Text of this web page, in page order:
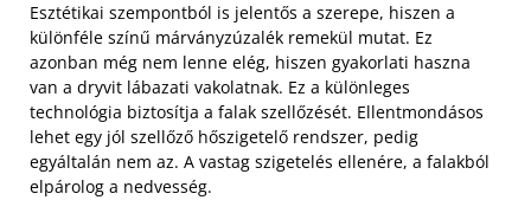
Esztétikai szempontból is jelentős a szerepe, hiszen a
különféle színű márványzúzalék remekül mutat. Ez
azonban még nem lenne elég, hiszen gyakorlati haszna
van a dryvit lábazati vakolatnak. Ez a különleges
technológia biztosítja a falak szellőzését. Ellentmondásos
lehet egy jól szellőző hőszigetelő rendszer, pedig
egyáltalán nem az. A vastag szigetelés ellenére, a falakból
elpárolog a nedvesség.